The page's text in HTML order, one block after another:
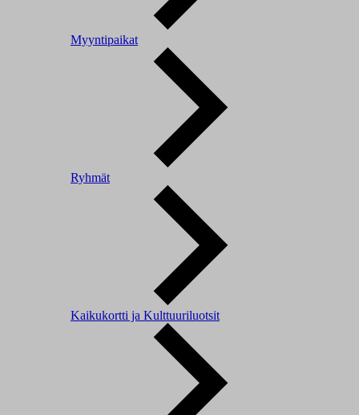
Myyntipaikat
Ryhmät
Kaikukortti ja Kulttuuriluotsit